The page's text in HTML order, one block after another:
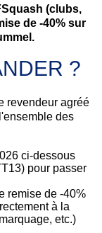
(clubs,
de -40% sur
?
revendeur agréé
des
ci-dessous
pour passer
remise de -40%
à la
etc.)